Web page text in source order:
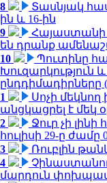
8
Տասնյակ
ին և 16-ին
9
Հայաստանի
են դրանք
10
Պուտինը
Խուզարկություն
ընդդիմադիրները
1
Սոչի
անցկացրել է մեկ
2
Ջուր չի լինի
հուլիսի 29-ը ժամը
3
Ռուբլին
4
մարդուն